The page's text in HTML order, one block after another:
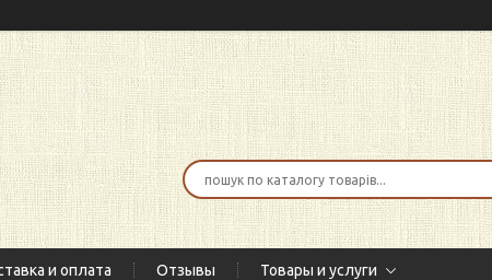
и оплата Отзывы Товары и услуги